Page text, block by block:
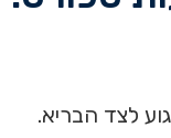
לצד הבריא.